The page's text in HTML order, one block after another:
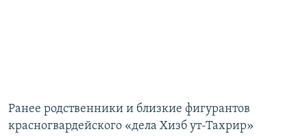
Ранее родственники и близкие фигурантов
красногвардейского «дела Хизб ут-Тахрир»